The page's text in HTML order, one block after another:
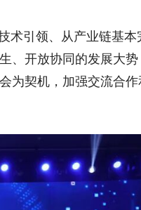
引领、从产业链基本
、开放协同的发展大
为契机，加强交流合